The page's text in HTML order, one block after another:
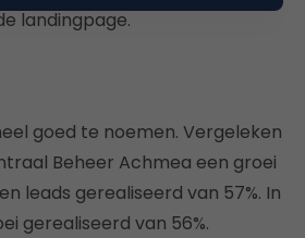
landingpage.
goed te noemen. Vergeleken
Beheer Achmea een groei
leads gerealiseerd van 57%. In
gerealiseerd van 56%.